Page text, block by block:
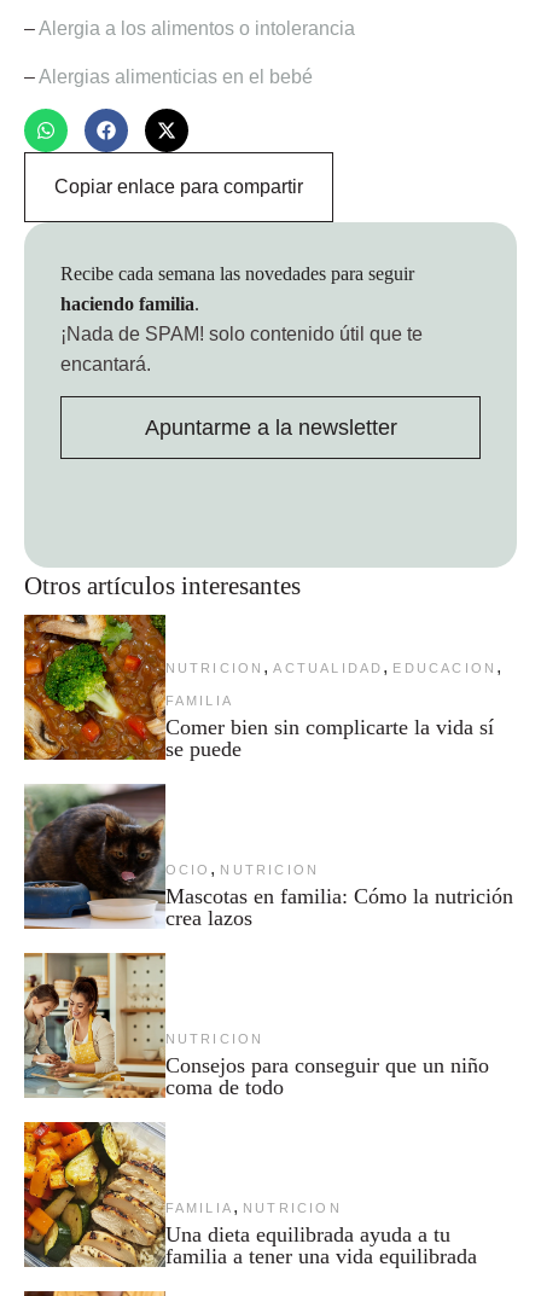
–Alergia a los alimentos o intolerancia
–Alergias alimenticias en el bebé
Copiar enlace para compartir
Otros artículos interesantes
NUTRICION , ACTUALIDAD , EDUCACION ,
FAMILIA
Comer bien sin complicarte la vida sí
se puede
OCIO , NUTRICION
Mascotas en familia: Cómo la nutrición
crea lazos
NUTRICION
Consejos para conseguir que un niño
coma de todo
FAMILIA , NUTRICION
Una dieta equilibrada ayuda a tu
familia a tener una vida equilibrada
Recibe cada semana las novedades para seguir
haciendo familia.
¡Nada de SPAM! solo contenido útil que te
encantará.
Apuntarme a la newsletter